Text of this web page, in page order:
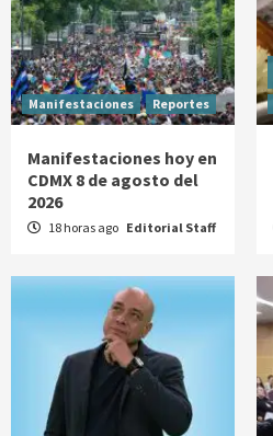
Manifestaciones Reportes
Manifestaciones hoy en
CDMX 8 de agosto del
2026
18 horas ago Editorial Staff